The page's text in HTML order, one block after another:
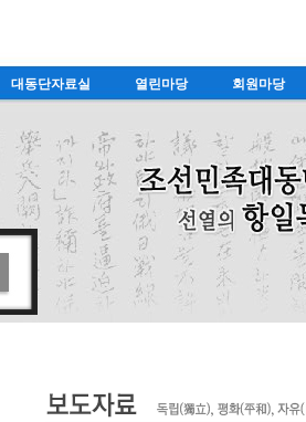
대동단자료실 열린마당 회원마당